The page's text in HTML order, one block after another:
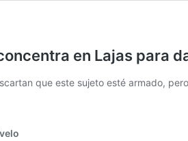
en Lajas para
que este sujeto esté armado,